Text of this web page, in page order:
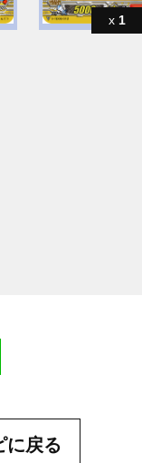
1
でシェアする
に戻る